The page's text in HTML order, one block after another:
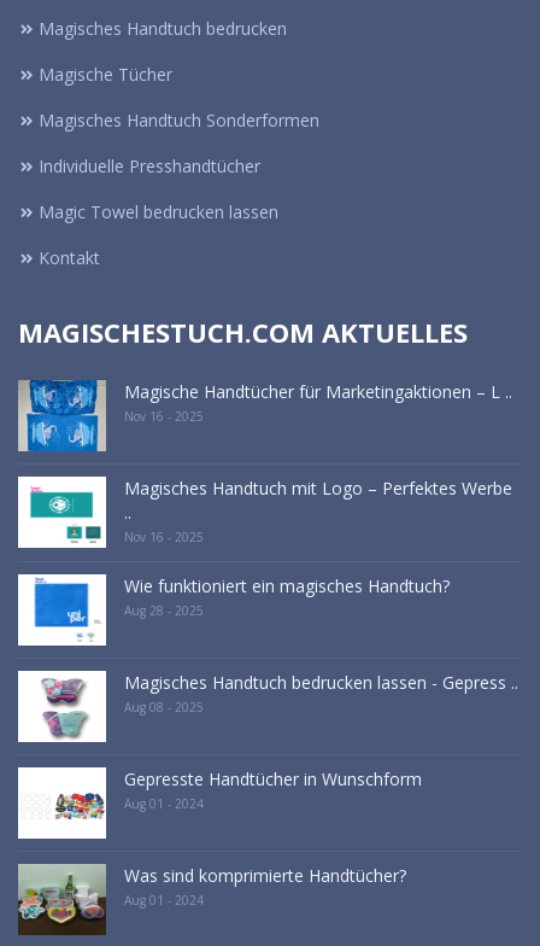
Magisches Handtuch bedrucken
Magische Tücher
Magisches Handtuch Sonderformen
Individuelle Presshandtücher
Magic Towel bedrucken lassen
Kontakt
MAGISCHESTUCH.COM AKTUELLES
Magische Handtücher für Marketingaktionen – L ..
Nov 16 - 2025
Magisches Handtuch mit Logo – Perfektes Werbe
..
Nov 16 - 2025
Wie funktioniert ein magisches Handtuch?
Aug 28 - 2025
Magisches Handtuch bedrucken lassen - Gepress ..
Aug 08 - 2025
Gepresste Handtücher in Wunschform
Aug 01 - 2024
Was sind komprimierte Handtücher?
Aug 01 - 2024